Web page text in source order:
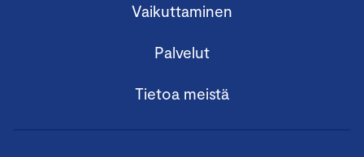
Vaikuttaminen
Palvelut
Tietoa meistä